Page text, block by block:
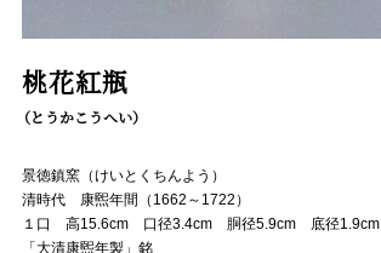
桃花紅瓶
（とうかこうへい）
景徳鎮窯（けいとくちんよう）
清時代 康煕年間（1662～1722）
１口 高15.6cm 口径3.4cm 胴径5.9cm 底径1.9cm
「大清康煕年製」銘